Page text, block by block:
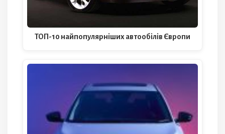
ТОП-10 найпопулярніших автообілів Європи